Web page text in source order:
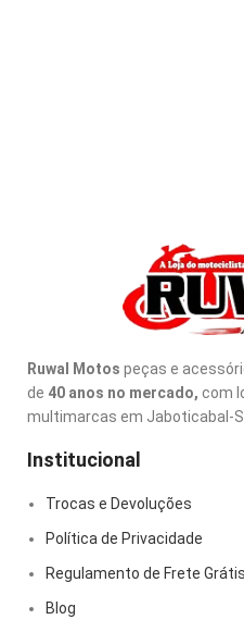
Ruwal Motos peças e
de 40 anos no mercado, com
multimarcas em Jaboticabal-
Institucional
Trocas e Devoluções
Política de Privacidade
Regulamento de Frete Grátis
Blog